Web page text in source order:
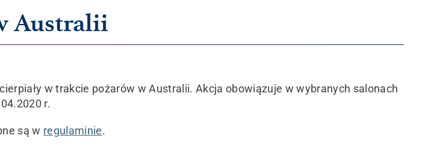
Australii
w trakcie pożarów w Australii. Akcja obowiązuje w wybranych salonach
r.
są w regulaminie.